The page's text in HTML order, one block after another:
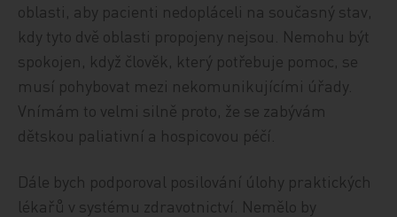
oblasti, aby pacienti nedopláceli na současný stav,
kdy tyto dvě oblasti propojeny nejsou. Nemohu být
spokojen, když člověk, který potřebuje pomoc, se
musí pohybovat mezi nekomunikujícími úřady.
Vnímám to velmi silně proto, že se zabývám
dětskou paliativní a hospicovou péčí.
Dále bych podporoval posilování úlohy praktických
lékařů v systému zdravotnictví. Nemělo by